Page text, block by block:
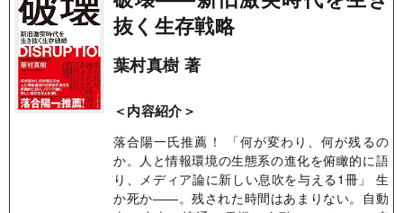
抜く生存戦略
葉村真樹 著
＜内容紹介＞
落合陽一氏推薦！ 「何が変わり、何が残るの
か。人と情報環境の生態系の進化を俯瞰的に語
り、メディア論に新しい息吹を与える1冊」 生
か死か――。残された時間はあまりない。自動